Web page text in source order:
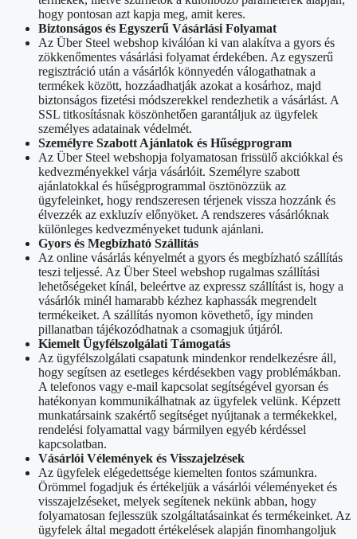
hogy pontosan azt kapja meg, amit keres.
Biztonságos és Egyszerű Vásárlási Folyamat
Az Über Steel webshop kiválóan ki van alakítva a gyors és
zökkenőmentes vásárlási folyamat érdekében. Az egyszerű
regisztráció után a vásárlók könnyedén válogathatnak a
termékek között, hozzáadhatják azokat a kosárhoz, majd
biztonságos fizetési módszerekkel rendezhetik a vásárlást. A
SSL titkosításnak köszönhetően garantáljuk az ügyfelek
személyes adatainak védelmét.
Személyre Szabott Ajánlatok és Hűségprogram
Az Über Steel webshopja folyamatosan frissülő akciókkal és
kedvezményekkel várja vásárlóit. Személyre szabott
ajánlatokkal és hűségprogrammal ösztönözzük az
ügyfeleinket, hogy rendszeresen térjenek vissza hozzánk és
élvezzék az exkluzív előnyöket. A rendszeres vásárlóknak
különleges kedvezményeket tudunk ajánlani.
Gyors és Megbízható Szállítás
Az online vásárlás kényelmét a gyors és megbízható szállítás
teszi teljessé. Az Über Steel webshop rugalmas szállítási
lehetőségeket kínál, beleértve az expressz szállítást is, hogy a
vásárlók minél hamarabb kézhez kaphassák megrendelt
termékeiket. A szállítás nyomon követhető, így minden
pillanatban tájékozódhatnak a csomagjuk útjáról.
Kiemelt Ügyfélszolgálati Támogatás
Az ügyfélszolgálati csapatunk mindenkor rendelkezésre áll,
hogy segítsen az esetleges kérdésekben vagy problémákban.
A telefonos vagy e-mail kapcsolat segítségével gyorsan és
hatékonyan kommunikálhatnak az ügyfelek velünk. Képzett
munkatársaink szakértő segítséget nyújtanak a termékekkel,
rendelési folyamattal vagy bármilyen egyéb kérdéssel
kapcsolatban.
Vásárlói Vélemények és Visszajelzések
Az ügyfelek elégedettsége kiemelten fontos számunkra.
Örömmel fogadjuk és értékeljük a vásárlói véleményeket és
visszajelzéseket, melyek segítenek nekünk abban, hogy
folyamatosan fejlesszük szolgáltatásainkat és termékeinket. Az
ügyfelek által megadott értékelések alapján finomhangoljuk